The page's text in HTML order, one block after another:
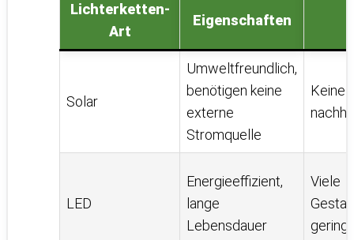
Lichterketten-
Art
Eigenschaften
Solar
Umweltfreundlich,
benötigen keine
externe
Stromquelle
Keine
LED
Energieeffizient,
lange
Lebensdauer
Viele